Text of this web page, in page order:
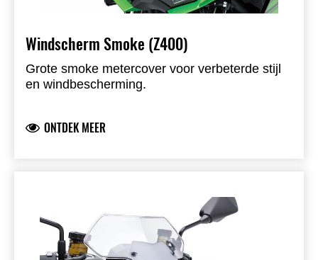
Windscherm Smoke (Z400)
Grote smoke metercover voor verbeterde stijl
en windbescherming.
ONTDEK MEER